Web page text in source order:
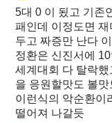
5대 0 이 됬고 기존
패인데 이정도면
두고 짜증만 난다
정환은 신진서에
세계대회 다 탈락
을 응원할맛도 볼
이런식의 악순환이
떨어져 나갈듯